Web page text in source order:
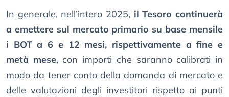
In generale, nell’intero 2025, il Tesoro continuerà
a emettere sul mercato primario su base mensile
i BOT a 6 e 12 mesi, rispettivamente a fine e
metà mese, con importi che saranno calibrati in
modo da tener conto della domanda di mercato e
delle valutazioni degli investitori rispetto ai punti